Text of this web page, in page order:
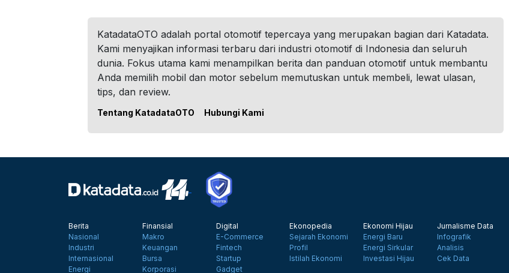
KatadataOTO adalah portal otomotif tepercaya yang merupakan bagian dari Katadata.
Kami menyajikan informasi terbaru dari industri otomotif di Indonesia dan seluruh
dunia. Fokus utama kami menampilkan berita dan panduan otomotif untuk membantu
Anda memilih mobil dan motor sebelum memutuskan untuk membeli, lewat ulasan,
tips, dan review.
Tentang KatadataOTO Hubungi Kami
Berita
Nasional
Industri
Internasional
Energi
Finansial
Makro
Keuangan
Bursa
Korporasi
Digital
E-Commerce
Fintech
Startup
Gadget
Ekonopedia
Sejarah Ekonomi
Profil
Istilah Ekonomi
Ekonomi Hijau
Energi Baru
Energi Sirkular
Investasi Hijau
Jurnalisme Data
Infografik
Analisis
Cek Data